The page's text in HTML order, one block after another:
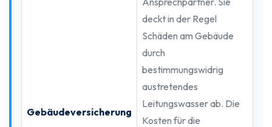
Gebäudeversicherung
deckt in der Regel
Schäden am Gebäude
durch
bestimmungswidrig
austretendes
Leitungswasser ab. Die
Kosten für die